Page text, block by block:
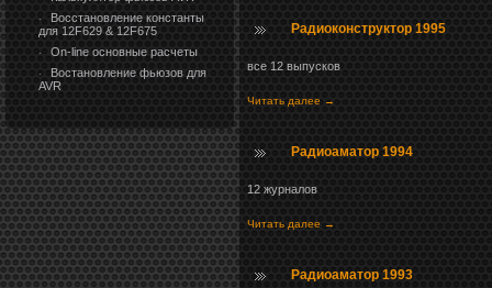
·
Восстановление константы
для 12F629 & 12F675
· On-line основные расчеты
·
Востановление фьюзов для
AVR
Радиоконструктор 1995
все 12 выпусков
Читать далее →
Радиоаматор 1994
12 журналов
Читать далее →
Радиоаматор 1993